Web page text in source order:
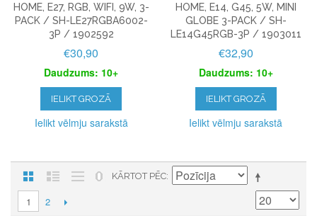
HOME, E27, RGB, WIFI, 9W, 3-
PACK / SH-LE27RGBA6002-
3P / 1902592
€30,90
Daudzums: 10+
IELIKT GROZĀ
Ielikt vēlmju sarakstā
HOME, E14, G45, 5W, MINI
GLOBE 3-PACK / SH-
LE14G45RGB-3P / 1903011
€32,90
Daudzums: 10+
IELIKT GROZĀ
Ielikt vēlmju sarakstā
KĀRTOT PĒC
1 2